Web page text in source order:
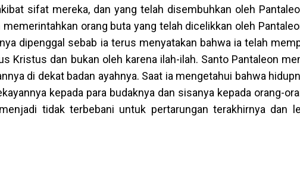
sifat mereka, dan yang telah disembuhkan oleh
orang buta yang telah dicelikkan oleh
dipenggal sebab ia terus menyatakan bahwa ia telah
Kristus dan bukan oleh karena ilah-ilah. Santo Pantaleon
di dekat badan ayahnya. Saat ia mengetahui bahwa
kepada para budaknya dan sisanya kepada orang-
tidak terbebani untuk pertarungan terakhirnya dan